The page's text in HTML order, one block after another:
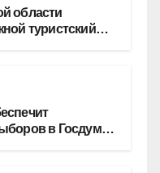
области
туристский
в Госдуму